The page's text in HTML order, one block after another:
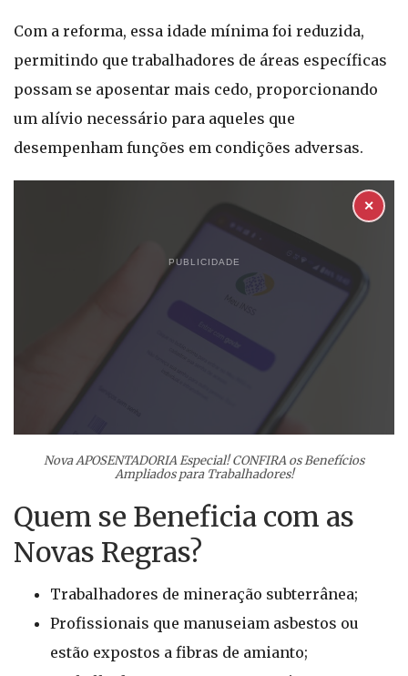
Com a reforma, essa idade mínima foi reduzida,
permitindo que trabalhadores de áreas específicas
possam se aposentar mais cedo, proporcionando
um alívio necessário para aqueles que
desempenham funções em condições adversas.
PUBLICIDADE
✕
Nova APOSENTADORIA Especial! CONFIRA os Benefícios
Ampliados para Trabalhadores!
Quem se Beneficia com as
Novas Regras?
Trabalhadores de mineração subterrânea;
Profissionais que manuseiam asbestos ou
estão expostos a fibras de amianto;